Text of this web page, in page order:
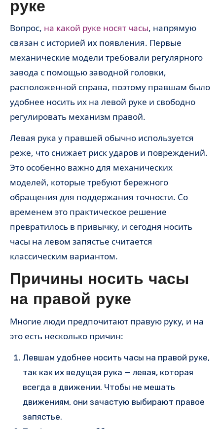
руке
Вопрос, на какой руке носят часы, напрямую
связан с историей их появления. Первые
механические модели требовали регулярного
завода с помощью заводной головки,
расположенной справа, поэтому правшам было
удобнее носить их на левой руке и свободно
регулировать механизм правой.
Левая рука у правшей обычно используется
реже, что снижает риск ударов и повреждений.
Это особенно важно для механических
моделей, которые требуют бережного
обращения для поддержания точности. Со
временем это практическое решение
превратилось в привычку, и сегодня носить
часы на левом запястье считается
классическим вариантом.
Причины носить часы
на правой руке
Многие люди предпочитают правую руку, и на
это есть несколько причин:
Левшам удобнее носить часы на правой руке,
так как их ведущая рука — левая, которая
всегда в движении. Чтобы не мешать
движениям, они зачастую выбирают правое
запястье.